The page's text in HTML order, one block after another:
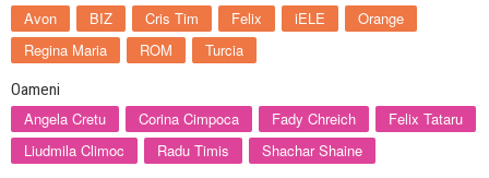
Avon BIZ Cris Tim Felix iELE
Orange
Regina Maria
ROM Turcia
Oameni
Angela Cretu Corina Cimpoca Fady Chreich
Felix Tataru
Liudmila Climoc
Radu Timis Shachar Shaine